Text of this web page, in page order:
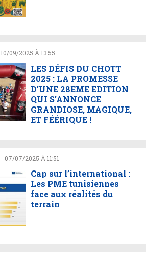
10/09/2025 À 13:55
LES DÉFIS DU CHOTT
2025 : LA PROMESSE
D’UNE 28EME EDITION
QUI S’ANNONCE
GRANDIOSE, MAGIQUE,
ET FÉÉRIQUE !
07/07/2025 À 11:51
Cap sur l’international :
Les PME tunisiennes
face aux réalités du
terrain